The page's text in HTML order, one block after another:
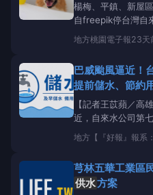
楊梅、平鎮、新屋
自freepik停台灣自
風險提升供水 穩
善工程」，預計於
平鎮、新屋
地方桃園電子報23天
巴威颱風逼近！
提前儲水、節約
【記者王苡蘋／高
近，自來水公司第
颱整備工作，持續
施盤點及工地防颱
颱風可能帶來的影
地方 【『好報』報系
芎林五華工業區
供水方案